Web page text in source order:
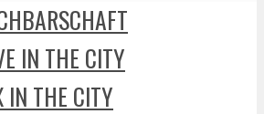
IN THE CITY
IN THE CITY